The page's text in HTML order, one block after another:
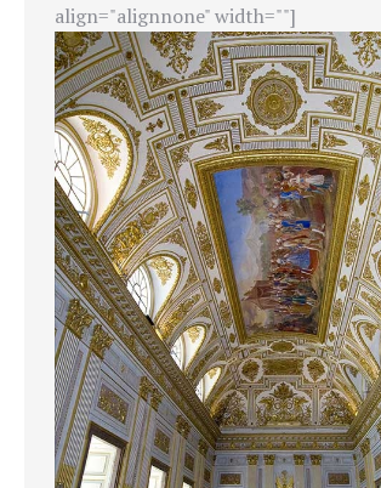
align="alignnone" width=""]